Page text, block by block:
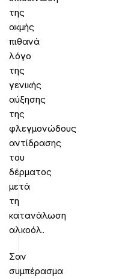
της
ακμής
πιθανά
λόγο
της
γενικής
αύξησης
της
φλεγμονώδους
αντίδρασης
του
δέρματος
μετά
τη
κατανάλωση
αλκοόλ.
Σαν
συμπέρασμα